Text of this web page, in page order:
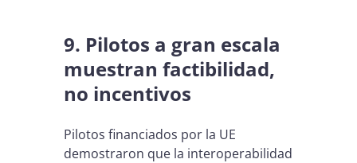
9. Pilotos a gran escala
muestran factibilidad,
no incentivos
Pilotos financiados por la UE
demostraron que la interoperabilidad